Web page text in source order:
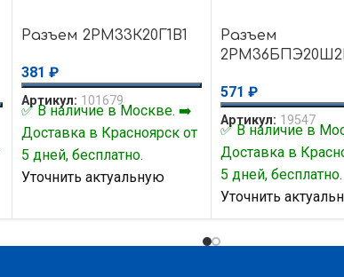
Разъем 2РМ33К20Г1В1
381₽
Артикул: 101679
✅ В наличие в Москве. ➡️
Доставка в Красноярск от
5 дней, бесплатно.
Уточнить актуальную
можете у нашего
менеджера.
Разъем
571 ₽
Артикул: 19547
✅ В наличие в
Доставка в
5 дней, бесплатно.
Уточнить
цену и наличие
можете у нашего